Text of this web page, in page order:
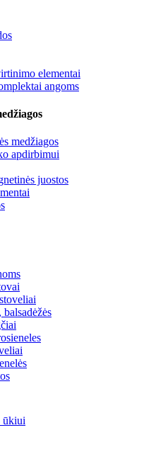
elementai
angoms
medžiagos
apdirbimui
juostos
ūkiui